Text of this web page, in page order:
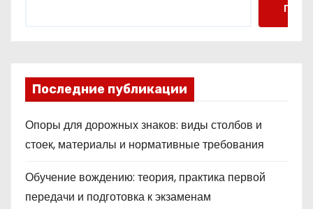
Поиск
Последние публикации
Опоры для дорожных знаков: виды столбов и
стоек, материалы и нормативные требования
Обучение вождению: теория, практика первой
передачи и подготовка к экзаменам